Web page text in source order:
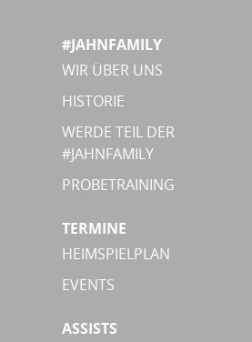
#JAHNFAMILY
WIR ÜBER UNS
HISTORIE
WERDE TEIL DER
#JAHNFAMILY
PROBETRAINING
TERMINE
HEIMSPIELPLAN
EVENTS
ASSISTS